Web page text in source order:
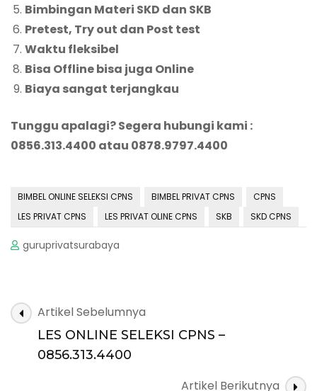
Bimbingan Materi SKD dan SKB
Pretest, Try out dan Post test
Waktu fleksibel
Bisa Offline bisa juga Online
Biaya sangat terjangkau
Tunggu apalagi? Segera hubungi kami :
0856.313.4400 atau 0878.9797.4400
BIMBEL ONLINE SELEKSI CPNS BIMBEL PRIVAT CPNS
CPNS
LES PRIVAT CPNS
LES PRIVAT OLINE CPNS SKB SKD CPNS
guruprivatsurabaya
Navigasi
Artikel
Artikel Sebelumnya
LES ONLINE SELEKSI CPNS –
0856.313.4400
Artikel Berikutnya